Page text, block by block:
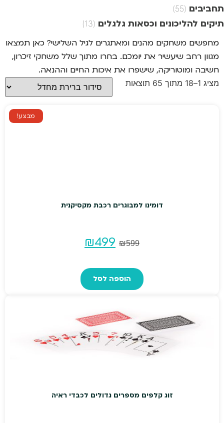
תחביבים (55)
תיקים להליכונים וכסאות גלגלים (13)
מחפשים משחקים מהנים ומאתגרים לגיל השלישי? כאן תמצאו
מגוון רחב שיעשיר את יומכם. בחרו מתוך שלל משחקי זיכרון,
חשיבה ומוטוריקה, שישפרו את איכות החיים וההנאה.
מציג 1–18 מתוך 65 תוצאות
מבצע!
דומינו למבוגרים רכבת מקסיקנית
₪599
המחיר
היה:
₪499
הוא:
הוספה לסל
זוג קלפים מספרים גדולים לכבדי ראיה